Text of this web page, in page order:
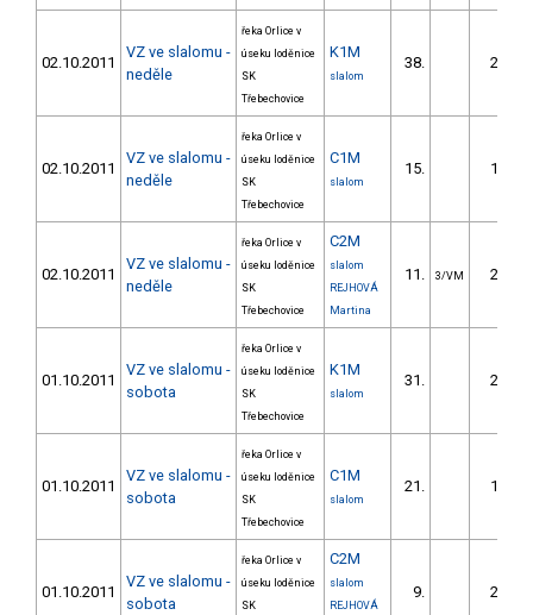
02.10.2011
VZ ve slalomu -
neděle
řeka Orlice v
úseku loděnice
SK
Třebechovice
K1M
slalom
38. 22.50
02.10.2011
VZ ve slalomu -
neděle
řeka Orlice v
úseku loděnice
SK
Třebechovice
C1M
slalom
15. 16.80
02.10.2011
VZ ve slalomu -
neděle
řeka Orlice v
úseku loděnice
SK
Třebechovice
C2M
slalom
REJHOVÁ
Martina
11. 3/VM 26.20
01.10.2011
VZ ve slalomu -
sobota
řeka Orlice v
úseku loděnice
SK
Třebechovice
K1M
slalom
31. 24.10
01.10.2011
VZ ve slalomu -
sobota
řeka Orlice v
úseku loděnice
SK
Třebechovice
C1M
slalom
21. 19.50
01.10.2011
VZ ve slalomu -
sobota
řeka Orlice v
úseku loděnice
SK
C2M
slalom
REJHOVÁ
9. 26.50